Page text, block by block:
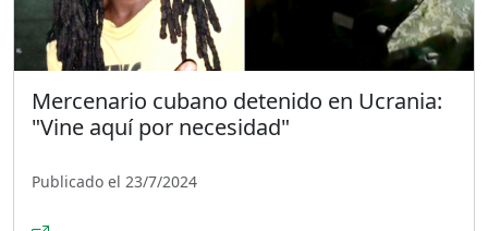
Mercenario cubano detenido en Ucrania:
"Vine aquí por necesidad"
Publicado el 23/7/2024